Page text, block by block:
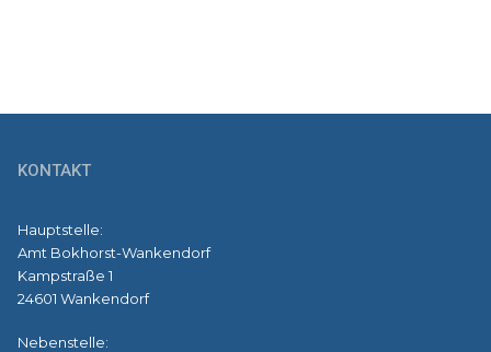
KONTAKT
Hauptstelle:
Amt Bokhorst-Wankendorf
Kampstraße 1
24601 Wankendorf
Nebenstelle: